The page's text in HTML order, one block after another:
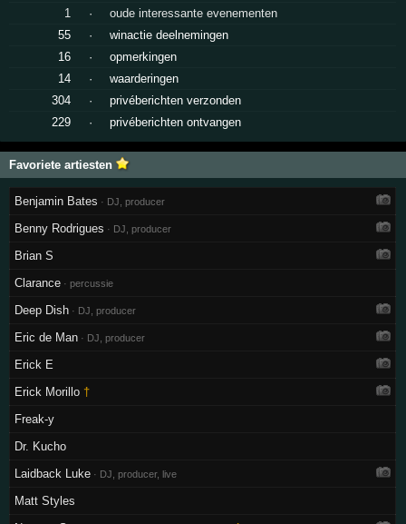
1
·
oude interessante evenementen
55
·
winactie deelnemingen
16
·
opmerkingen
14
·
waarderingen
304
·
privéberichten verzonden
229
· privéberichten ontvangen
Favoriete artiesten
Benjamin Bates · DJ, producer
Benny Rodrigues · DJ, producer
Brian S
Clarance · percussie
Deep Dish · DJ, producer
Eric de Man · DJ, producer
Erick E
Erick Morillo †
Freak-y
Dr. Kucho
Laidback Luke · DJ, producer, live
Matt Styles